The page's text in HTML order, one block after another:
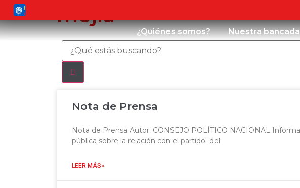
¿Quiénes somos? Nuestra bancada
mejía
Nota de Prensa
Nota de Prensa Autor: CONSEJO POLÍTICO NACIONAL
pública sobre la relación con el partido del
LEER MÁS»